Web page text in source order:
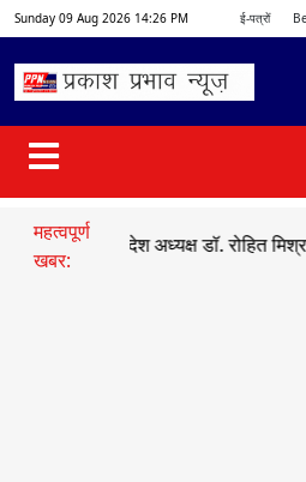
Sunday 09 Aug 2026 14:26 PM ई-पत्रों
महत्वपूर्ण
खबर:
प्रदेश अध्यक्ष डॉ. रोहित मिश्रा का